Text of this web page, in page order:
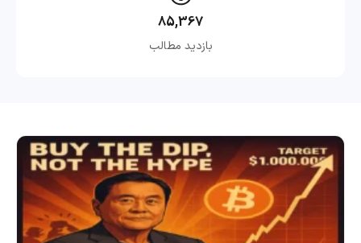
85,367
بازدید مطالب